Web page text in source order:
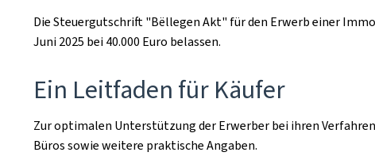
Die Steuergutschrift "Bëllegen Akt" für den Erwerb einer
Juni 2025 bei 40.000 Euro belassen.
Ein Leitfaden für Käufer
Zur optimalen Unterstützung der Erwerber bei ihren
Büros sowie weitere praktische Angaben.